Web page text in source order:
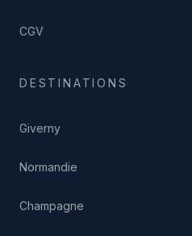
CGV
DESTINATIONS
Giverny
Normandie
Champagne